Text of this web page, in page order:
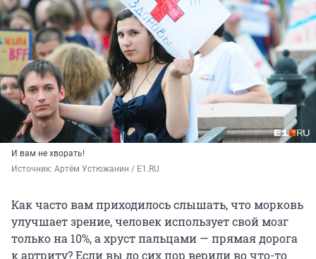
И вам не хворать!
Источник: Артём Устюжанин / E1.RU
Как часто вам приходилось слышать, что морковь
улучшает зрение, человек использует свой мозг
только на 10%, а хруст пальцами — прямая дорога
к артриту? Если вы до сих пор верили во что-то